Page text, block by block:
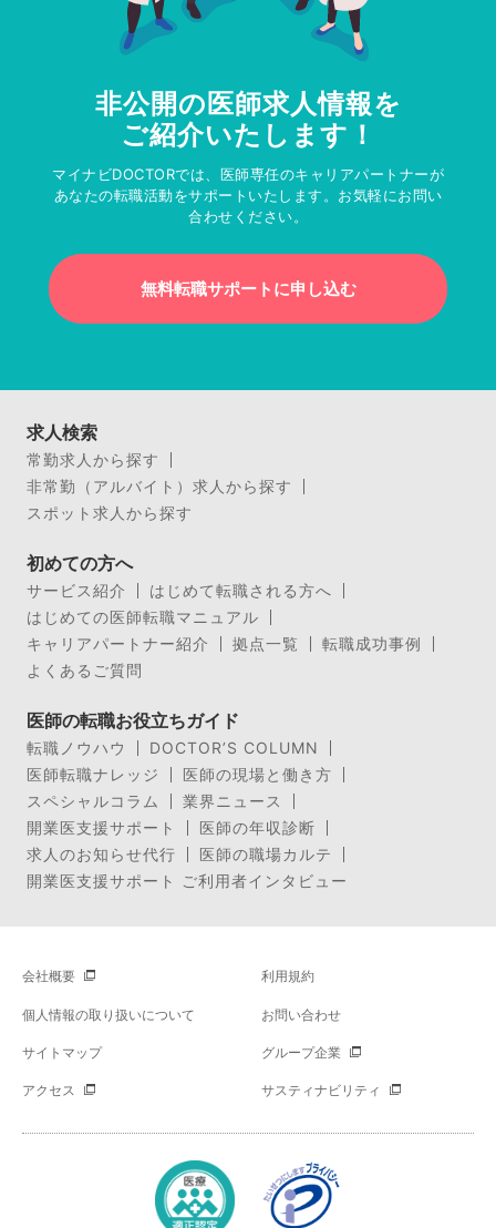
非公開の医師求人情報を
ご紹介いたします！
マイナビDOCTORでは、医師専任のキャリアパートナーが
あなたの転職活動をサポートいたします。お気軽にお問い
合わせください。
無料転職サポートに申し込む
求人検索
常勤求人から探す
非常勤（アルバイト）求人から探す
スポット求人から探す
初めての方へ
サービス紹介
はじめて転職される方へ
はじめての医師転職マニュアル
キャリアパートナー紹介
拠点一覧
転職成功事例
よくあるご質問
医師の転職お役立ちガイド
転職ノウハウ
DOCTOR’S COLUMN
医師転職ナレッジ
医師の現場と働き方
スペシャルコラム
業界ニュース
開業医支援サポート
医師の年収診断
求人のお知らせ代行
医師の職場カルテ
開業医支援サポート ご利用者インタビュー
会社概要 利用規約
個人情報の取り扱いについて お問い合わせ
サイトマップ グループ企業
アクセス サスティナビリティ